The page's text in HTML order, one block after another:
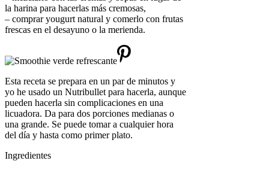
la harina para hacerlas más cremosas,
– comprar yougurt natural y comerlo con frutas
frescas en el desayuno o la merienda.
Esta receta se prepara en un par de minutos y
yo he usado un Nutribullet para hacerla, aunque
pueden hacerla sin complicaciones en una
licuadora. Da para dos porciones medianas o
una grande. Se puede tomar a cualquier hora
del día y hasta como primer plato.
Ingredientes